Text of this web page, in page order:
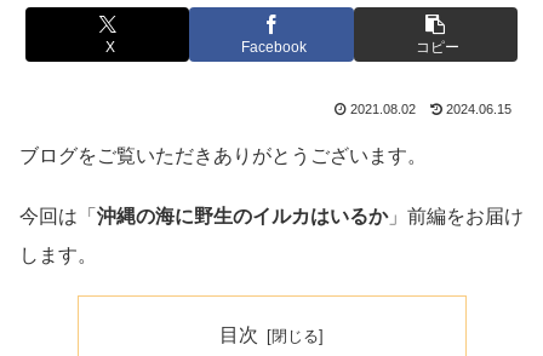
X Facebook コピー
2021.08.02 2024.06.15
ブログをご覧いただきありがとうございます。
今回は「 沖縄の海に野生のイルカはいるか」前編をお届け
します。
目次